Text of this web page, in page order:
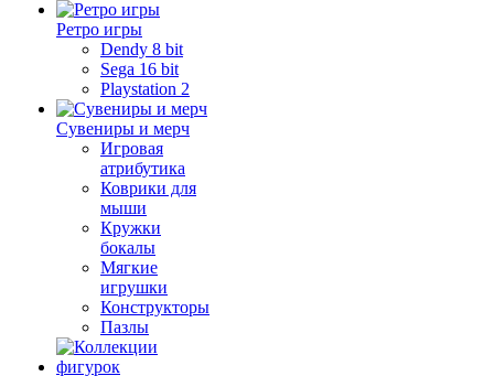
Ретро игры
Dendy 8 bit
Sega 16 bit
Playstation 2
Сувениры и мерч
Игровая
атрибутика
Коврики для
мыши
Кружки
бокалы
Мягкие
игрушки
Конструкторы
Пазлы